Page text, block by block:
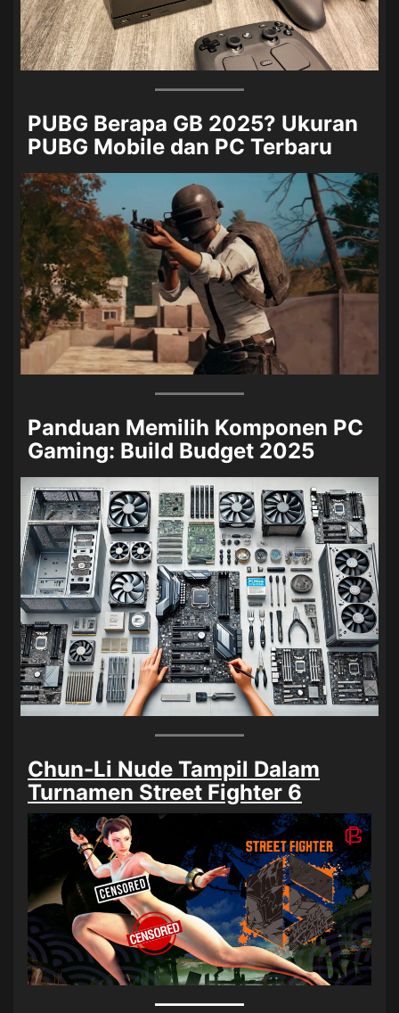
PUBG Berapa GB 2025? Ukuran
PUBG Mobile dan PC Terbaru
Panduan Memilih Komponen PC
Gaming: Build Budget 2025
Chun-Li Nude Tampil Dalam
Turnamen Street Fighter 6